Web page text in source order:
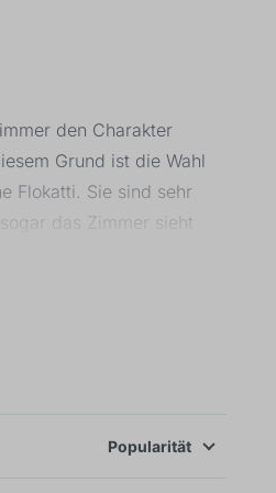
den Charakter
Grund ist die Wahl
Flokatti. Sie sind sehr
das Zimmer sieht
Das Kind kann seine
von Kinderzimmer geht.